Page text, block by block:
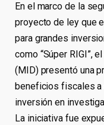
En el marco de la
proyecto de ley que
para grandes
como “Súper RIGI”,
(MID) presentó una
beneficios fiscales
inversión en
La iniciativa fue